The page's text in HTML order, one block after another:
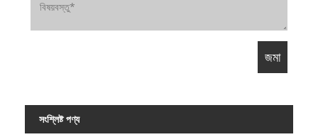
সংশ্লিষ্ট পণ্য